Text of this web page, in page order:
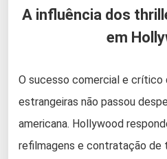
A influência dos
em
O sucesso comercial e crítico
estrangeiras não passou
americana. Hollywood
refilmagens e contratação de